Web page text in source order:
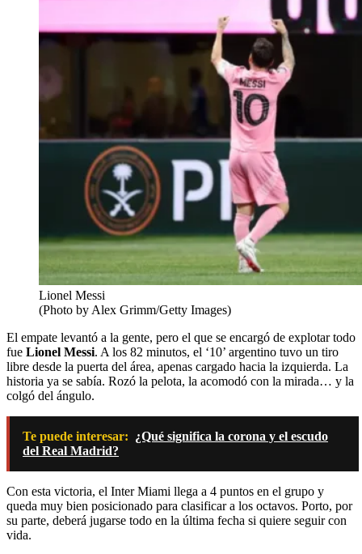
Lionel Messi
(Photo by Alex Grimm/Getty Images)
El empate levantó a la gente, pero el que se encargó de explotar todo
fue Lionel Messi. A los 82 minutos, el ‘10’ argentino tuvo un tiro
libre desde la puerta del área, apenas cargado hacia la izquierda. La
historia ya se sabía. Rozó la pelota, la acomodó con la mirada… y la
colgó del ángulo.
Te puede interesar: ¿Qué significa la corona y el escudo
del Real Madrid?
Con esta victoria, el Inter Miami llega a 4 puntos en el grupo y
queda muy bien posicionado para clasificar a los octavos. Porto, por
su parte, deberá jugarse todo en la última fecha si quiere seguir con
vida.